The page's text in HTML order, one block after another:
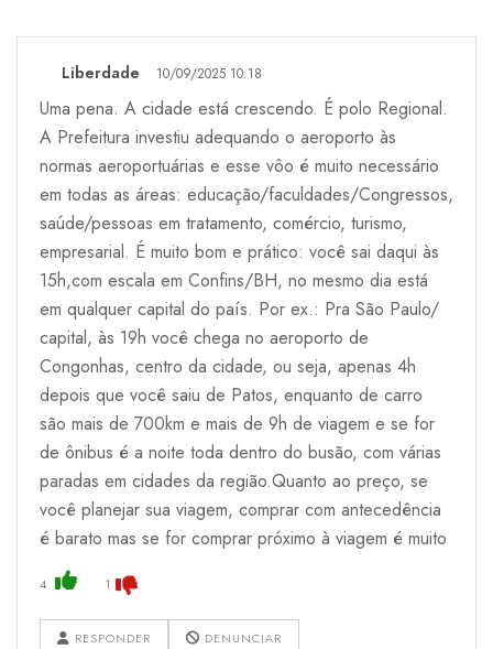
Liberdade 10/09/2025 10:18
Uma pena. A cidade está crescendo. É polo Regional.
A Prefeitura investiu adequando o aeroporto às
normas aeroportuárias e esse vôo é muito necessário
em todas as áreas: educação/faculdades/Congressos,
saúde/pessoas em tratamento, comércio, turismo,
empresarial. É muito bom e prático: você sai daqui às
15h,com escala em Confins/BH, no mesmo dia está
em qualquer capital do país. Por ex.: Pra São Paulo/
capital, às 19h você chega no aeroporto de
Congonhas, centro da cidade, ou seja, apenas 4h
depois que você saiu de Patos, enquanto de carro
são mais de 700km e mais de 9h de viagem e se for
de ônibus é a noite toda dentro do busão, com várias
paradas em cidades da região.Quanto ao preço, se
você planejar sua viagem, comprar com antecedência
é barato mas se for comprar próximo à viagem é muito
4 1
RESPONDER DENUNCIAR